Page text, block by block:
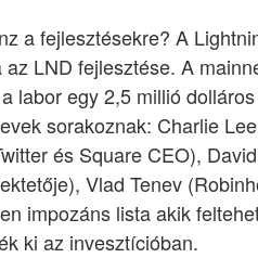
a fejlesztésekre? A
LND fejlesztése. A
labor egy 2,5 millió
sorakoznak: Charlie
és Square CEO),
Vlad Tenev
impozáns lista akik
ki az invesztícióban.